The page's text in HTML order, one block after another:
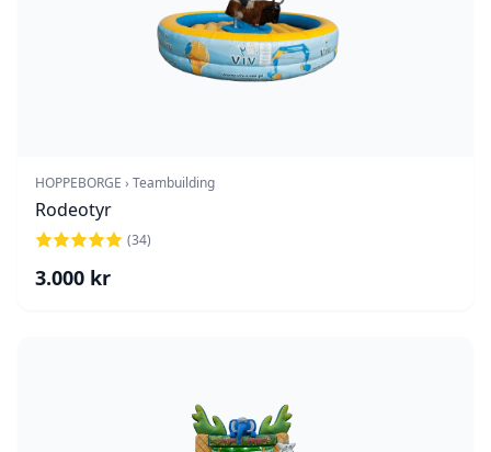
HOPPEBORGE › Teambuilding
Rodeotyr
(34)
3.000 kr